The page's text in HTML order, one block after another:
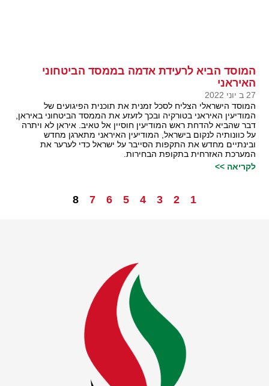
המוסד הביא לרעידת אדמה בממסד הביטחוני
האיראני
27 ב יוני 2022
המוסד הישראלי הצליח לסכל זמנית את תוכנית הפיגועים של
המודיעין האיראני בטורקיה ובכך לזעזע את הממסד הביטחוני באיראן,
דבר שהביא להדחת ראש המודיעין חוסיין אל טאיב. איראן לא ויתרה
על כוונותיה לנקום בישראל, המודיעין האיראני מתארגן מחדש
ובינתיים מחדש את התקפות הסייבר על ישראל כדי לערער את
המערכת האזרחית בתקופת הבחירות.
לקריאה >>
1
2
3
4
5
6
7
8